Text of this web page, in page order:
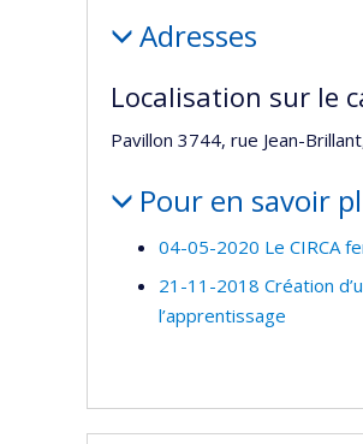
Adresses
Localisation sur le
Pavillon 3744, rue Jean-
Pour en savoir
04-05-2020 Le CIRCA
21-11-2018 Création
l’apprentissage